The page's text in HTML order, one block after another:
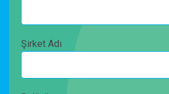
Şirket Adı